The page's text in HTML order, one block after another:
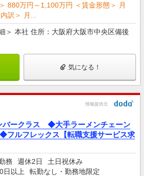
880万円～1,100万円 ＜賃金形態＞ 月
訳＞ 月...
＞ 本社 住所：大阪府大阪市中央区備後
気になる！
情報提供元
バークラス ◆大手ラーメンチェーン
フルフレックス【転職支援サービス求
務 週休2日
土日祝休み
日以上
転勤なし・勤務地限定